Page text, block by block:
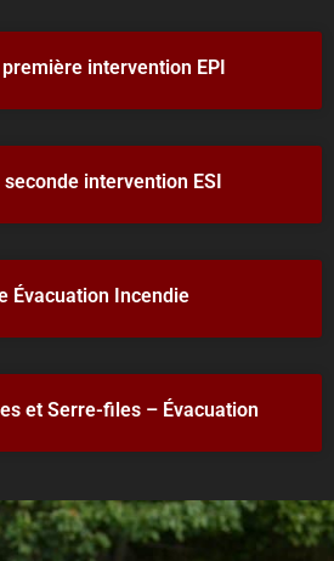
intervention EPI
seconde intervention ESI
Évacuation Incendie
et Serre-files – Évacuation